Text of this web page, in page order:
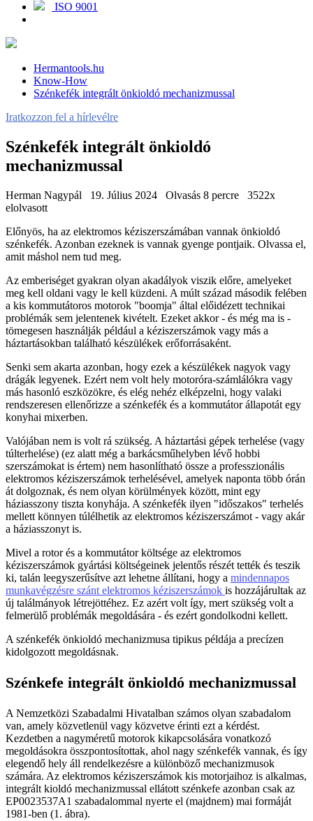
ISO 9001
Hermantools.hu
Know-How
Szénkefék integrált önkioldó mechanizmussal
Iratkozzon fel a hírlevélre
Szénkefék integrált önkioldó
mechanizmussal
Herman Nagypál 19. Július 2024 Olvasás 8 percre
3522x
elolvasott
Előnyös, ha az elektromos kéziszerszámában vannak önkioldó
szénkefék. Azonban ezeknek is vannak gyenge pontjaik. Olvassa el,
amit máshol nem tud meg.
Az emberiséget gyakran olyan akadályok viszik előre, amelyeket
meg kell oldani vagy le kell küzdeni. A múlt század második felében
a kis kommutátoros motorok "boomja" által előidézett technikai
problémák sem jelentenek kivételt. Ezeket akkor - és még ma is -
tömegesen használják például a kéziszerszámok vagy más a
háztartásokban található készülékek erőforrásaként.
Senki sem akarta azonban, hogy ezek a készülékek nagyok vagy
drágák legyenek. Ezért nem volt hely motoróra-számlálókra vagy
más hasonló eszközökre, és elég nehéz elképzelni, hogy valaki
rendszeresen ellenőrizze a szénkefék és a kommutátor állapotát egy
konyhai mixerben.
Valójában nem is volt rá szükség. A háztartási gépek terhelése (vagy
túlterhelése) (ez alatt még a barkácsműhelyben lévő hobbi
szerszámokat is értem) nem hasonlítható össze a professzionális
elektromos kéziszerszámok terhelésével, amelyek naponta több órán
át dolgoznak, és nem olyan körülmények között, mint egy
háziasszony tiszta konyhája. A szénkefék ilyen "időszakos" terhelés
mellett könnyen túlélhetik az elektromos kéziszerszámot - vagy akár
a háziasszonyt is.
Mivel a rotor és a kommutátor költsége az elektromos
kéziszerszámok gyártási költségeinek jelentős részét tették és teszik
ki, talán leegyszerűsítve azt lehetne állítani, hogy a mindennapos
munkavégzésre szánt elektromos kéziszerszámok is hozzájárultak az
új találmányok létrejöttéhez. Ez azért volt így, mert szükség volt a
felmerülő problémák megoldására - és ezért gondolkodni kellett.
A szénkefék önkioldó mechanizmusa tipikus példája a precízen
kidolgozott megoldásnak.
Szénkefe integrált önkioldó mechanizmussal
A Nemzetközi Szabadalmi Hivatalban számos olyan szabadalom
van, amely közvetlenül vagy közvetve érinti ezt a kérdést.
Kezdetben a nagyméretű motorok kikapcsolására vonatkozó
megoldásokra összpontosítottak, ahol nagy szénkefék vannak, és így
elegendő hely áll rendelkezésre a különböző mechanizmusok
számára. Az elektromos kéziszerszámok kis motorjaihoz is alkalmas,
integrált kioldó mechanizmussal ellátott szénkefe azonban csak az
EP0023537A1 szabadalommal nyerte el (majdnem) mai formáját
1981-ben (1. ábra).